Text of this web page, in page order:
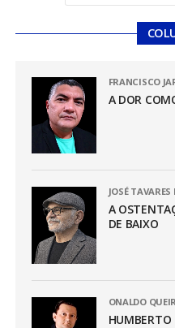
FRANCISCO
A DOR
JOSÉ TAVARES
A
DE BAIXO
ONALDO
HUMBERTO